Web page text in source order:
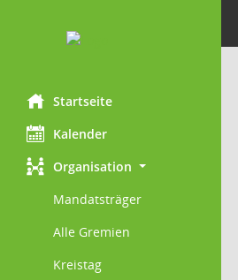
Startseite
Kalender
Organisation
Mandatsträger
Alle Gremien
Kreistag